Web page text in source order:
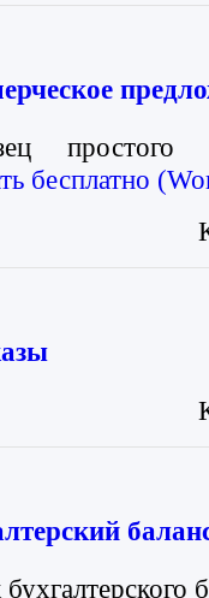
простого
бесплатно